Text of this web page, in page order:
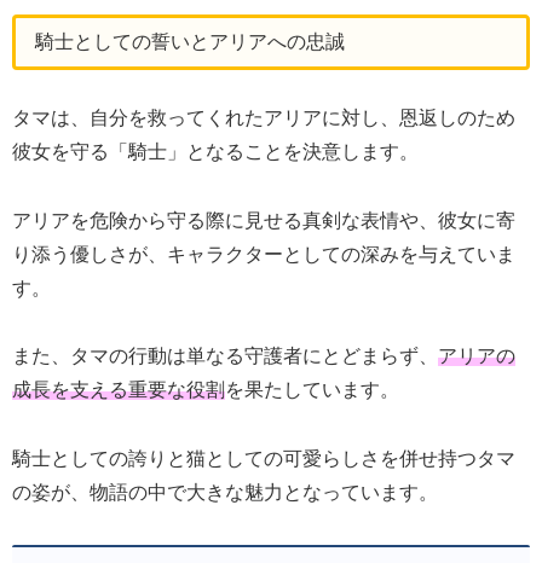
騎士としての誓いとアリアへの忠誠
タマは、自分を救ってくれたアリアに対し、恩返しのため
彼女を守る「騎士」となることを決意します。
アリアを危険から守る際に見せる真剣な表情や、彼女に寄
り添う優しさが、キャラクターとしての深みを与えていま
す。
また、タマの行動は単なる守護者にとどまらず、 アリアの
成長を支える重要な役割を果たしています。
騎士としての誇りと猫としての可愛らしさを併せ持つタマ
の姿が、物語の中で大きな魅力となっています。